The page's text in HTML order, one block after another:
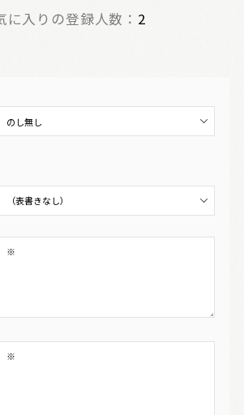
に入りの登録人数： 2